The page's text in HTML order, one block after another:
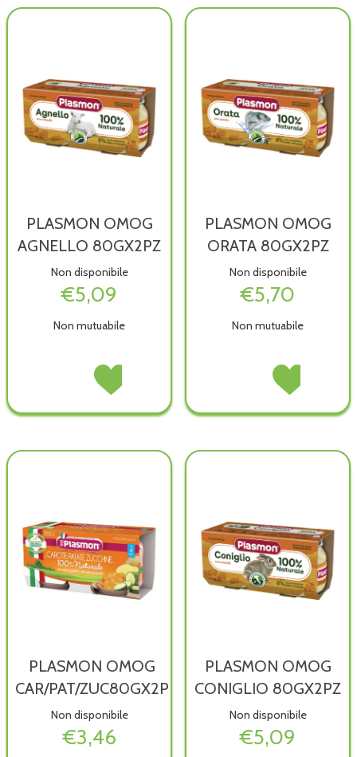
PLASMON OMOG
AGNELLO 80GX2PZ
Non disponibile
€5,09
Non mutuabile
PLASMON
80GX2PZ non
disponibile
Acquista PLASMON
OMOG
80GX2PZ alla
PLASMON OMOG
ORATA 80GX2PZ
Non disponibile
€5,70
Non mutuabile
PLASMON
80GX2PZ non
disponibile
Acquista
OMOG
80GX2PZ alla
PLASMON OMOG
CAR/PAT/ZUC80GX2P
Non disponibile
€3,46
PLASMON OMOG
CONIGLIO 80GX2PZ
Non disponibile
€5,09